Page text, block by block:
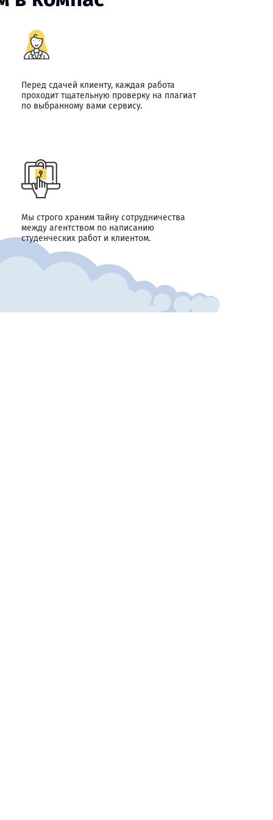
Перед сдачей клиенту, каждая работа
проходит тщательную проверку на плагиат
по выбранному вами сервису.
Мы строго храним тайну сотрудничества
между агентством по написанию
студенческих работ и клиентом.